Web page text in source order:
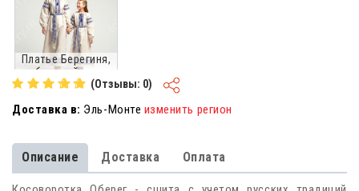
Платье Берегиня,
небеленый лен с
синим
(Отзывы: 0)
Доставка в: Эль-Монте изменить регион
Описание Доставка Оплата